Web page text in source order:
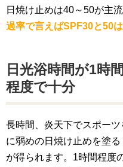
日焼け止めは40～50が主
過率で言えばSPF30と50
日光浴時間が1時
程度で十分
長時間、炎天下でスポー
に弱めの日焼け止めを塗
が得られます。1時間程度